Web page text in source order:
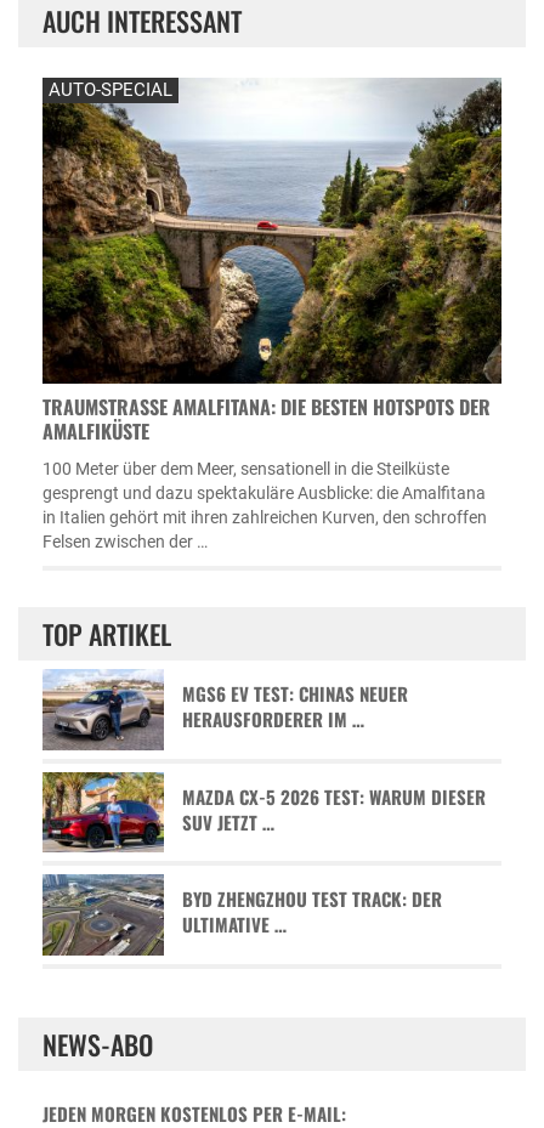
AUCH INTERESSANT
AUTO-SPECIAL
TRAUMSTRASSE AMALFITANA: DIE BESTEN HOTSPOTS DER A
MALFIKÜSTE
100 Meter über dem Meer, sensationell in die Steilküste
gesprengt und dazu spektakuläre Ausblicke: die Amalfitana
in Italien gehört mit ihren zahlreichen Kurven, den schroffen
Felsen zwischen der …
TOP ARTIKEL
MGS6 EV TEST: CHINAS NEUER
HERAUSFORDERER IM …
MAZDA CX-5 2026 TEST: WARUM DIESER
SUV JETZT …
BYD ZHENGZHOU TEST TRACK: DER
ULTIMATIVE …
NEWS-ABO
JEDEN MORGEN KOSTENLOS PER E-MAIL: